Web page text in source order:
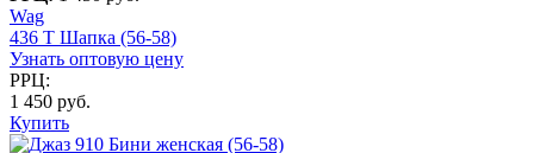
Wag
436 T Шапка (56-58)
Узнать оптовую цену
РРЦ:
1 450 руб.
Купить